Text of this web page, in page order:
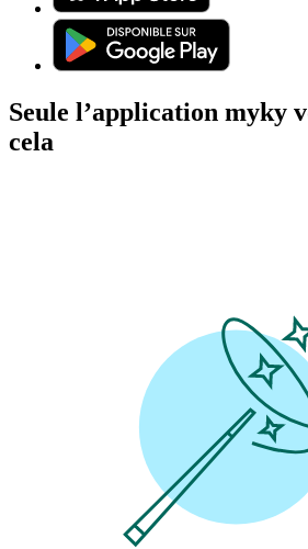
Seule l’application myky
cela